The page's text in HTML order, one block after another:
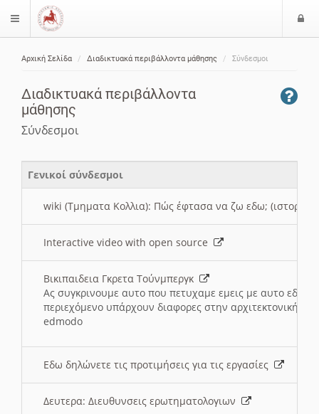
$langMenu
Αρχική Σελίδα Διαδικτυακά περιβάλλοντα μάθησης Σύνδεσμοι
Διαδικτυακά περιβάλλοντα
μάθησης
Σύνδεσμοι
Γενικοί σύνδεσμοι
wiki (Τμηματα Κολλια): Πώς έφτασα να ζω εδω; (ιστορια)
Interactive video with open source
Βικιπαιδεια Γκρετα Τούνμπεργκ
Ας συγκρινουμε αυτο που πετυχαμε εμεις με αυτο εδω
περιεχόμενο υπάρχουν διαφορες στην αρχιτεκτονική
edmodo
Εδω δηλώνετε τις προτιμήσεις για τις εργασίες
Δευτερα: Διευθυνσεις ερωτηματολογιων